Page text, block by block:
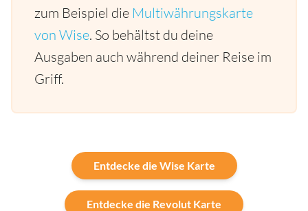
zum Beispiel die Multiwährungskarte
von Wise. So behältst du deine
Ausgaben auch während deiner Reise im
Griff.
Entdecke die Wise Karte
Entdecke die Revolut Karte